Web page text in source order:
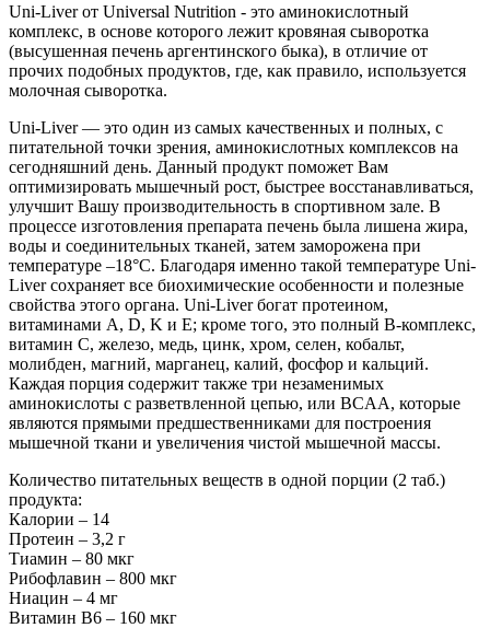
Uni-Liver от Universal Nutrition - это аминокислотный
комплекс, в основе которого лежит кровяная сыворотка
(высушенная печень аргентинского быка), в отличие от
прочих подобных продуктов, где, как правило, используется
молочная сыворотка.
Uni-Liver — это один из самых качественных и полных, с
питательной точки зрения, аминокислотных комплексов на
сегодняшний день. Данный продукт поможет Вам
оптимизировать мышечный рост, быстрее восстанавливаться,
улучшит Вашу производительность в спортивном зале. В
процессе изготовления препарата печень была лишена жира,
воды и соединительных тканей, затем заморожена при
температуре –18°C. Благодаря именно такой температуре Uni-
Liver сохраняет все биохимические особенности и полезные
свойства этого органа. Uni-Liver богат протеином,
витаминами A, D, K и E; кроме того, это полный B-комплекс,
витамин C, железо, медь, цинк, хром, селен, кобальт,
молибден, магний, марганец, калий, фосфор и кальций.
Каждая порция содержит также три незаменимых
аминокислоты с разветвленной цепью, или BCAA, которые
являются прямыми предшественниками для построения
мышечной ткани и увеличения чистой мышечной массы.
Количество питательных веществ в одной порции (2 таб.)
продукта:
Калории – 14
Протеин – 3,2 г
Тиамин – 80 мкг
Рибофлавин – 800 мкг
Ниацин – 4 мг
Витамин В6 – 160 мкг